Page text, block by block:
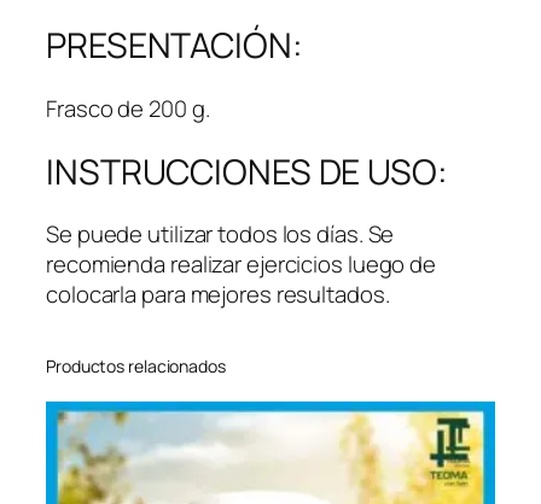
PRESENTACIÓN:
Frasco de 200 g.
INSTRUCCIONES DE USO:
Se puede utilizar todos los días. Se
recomienda realizar ejercicios luego de
colocarla para mejores resultados.
Productos relacionados